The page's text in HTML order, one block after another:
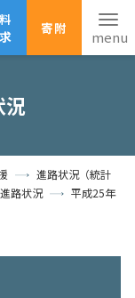
寄附
広報刊行物
進路状況（統計
路状況
平成25年